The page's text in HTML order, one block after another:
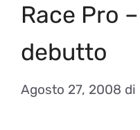
Race Pro
debutto
Agosto 27, 2008 di